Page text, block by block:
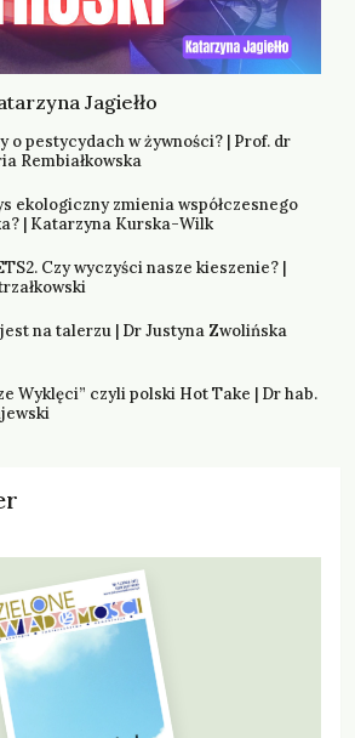
Jagiełło
o pestycydach w żywności? | Prof. dr
Rembiałkowska
ekologiczny zmienia współczesnego
| Katarzyna Kurska-Wilk
Czy wyczyści nasze kieszenie? |
na talerzu | Dr Justyna Zwolińska
Wyklęci” czyli polski Hot Take | Dr hab.